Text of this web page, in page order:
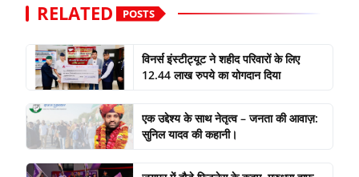
RELATED POSTS
विनर्स इंस्टीट्यूट ने शहीद परिवारों के लिए
12.44 लाख रुपये का योगदान दिया
एक उद्देश्य के साथ नेतृत्व – जनता की आवाज़:
सुनिल यादव की कहानी।